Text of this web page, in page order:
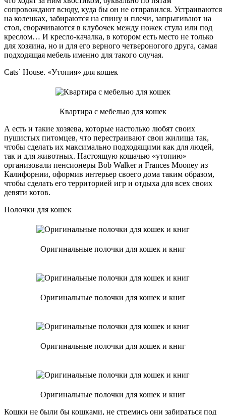
сопровождают всюду, куда бы он не отправился. Устраиваются
на коленках, забираются на спину и плечи, запрыгивают на
стол, сворачиваются в клубочек между ножек стула или под
креслом… И кресло-качалка, в котором есть место не только
для хозяина, но и для его верного четвероногого друга, самая
подходящая мебель именно для такого случая.
Cats` House. «Утопия» для кошек
Квартира с мебелью для кошек
А есть и такие хозяева, которые настолько любят своих
пушистых питомцев, что перестраивают свои жилища так,
чтобы сделать их максимально подходящими как для людей,
так и для животных. Настоящую кошачью «утопию»
организовали пенсионеры Bob Walker и Frances Mooney из
Калифорнии, оформив интерьер своего дома таким образом,
чтобы сделать его территорией игр и отдыха для всех своих
девяти котов.
Полочки для кошек
Оригинальные полочки для кошек и книг
Оригинальные полочки для кошек и книг
Оригинальные полочки для кошек и книг
Оригинальные полочки для кошек и книг
Кошки не были бы кошками, не стремись они забираться под